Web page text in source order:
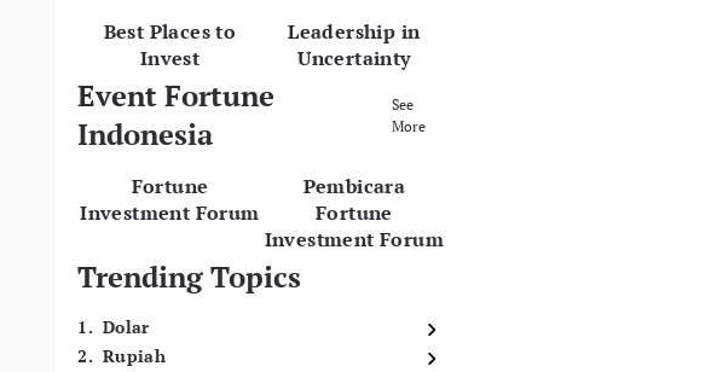
Best Places to
Invest
Leadership in
Uncertainty
Event Fortune
Indonesia
See
More
Fortune
Investment Forum
Pembicara
Fortune
Investment Forum
Trending Topics
1. Dolar
2. Rupiah